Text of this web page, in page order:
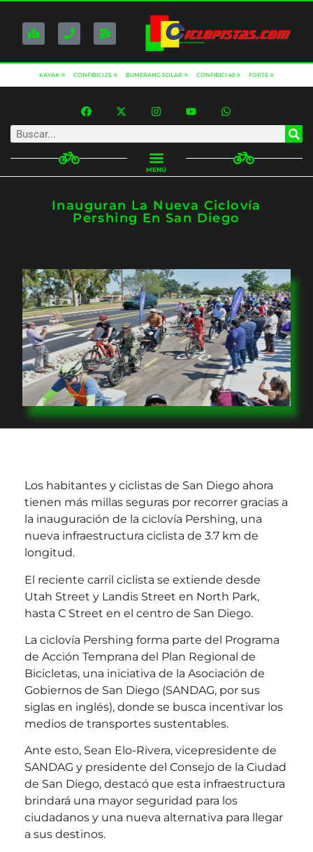
KAYAK ® CONFIBICI 25 ® BUMERANG SOLAR ® CONFIBICI 40 ® FORTE ®
MENÚ
Inauguran La Nueva Ciclovía
Pershing En San Diego
Los habitantes y ciclistas de San Diego ahora
tienen más millas seguras por recorrer gracias a
la inauguración de la ciclovía Pershing, una
nueva infraestructura ciclista de 3.7 km de
longitud.
El reciente carril ciclista se extiende desde
Utah Street y Landis Street en North Park,
hasta C Street en el centro de San Diego.
La ciclovía Pershing forma parte del Programa
de Acción Temprana del Plan Regional de
Bicicletas, una iniciativa de la Asociación de
Gobiernos de San Diego (SANDAG, por sus
siglas en inglés), donde se busca incentivar los
medios de transportes sustentables.
Ante esto, Sean Elo-Rivera, vicepresidente de
SANDAG y presidente del Consejo de la Ciudad
de San Diego, destacó que esta infraestructura
brindará una mayor seguridad para los
ciudadanos y una nueva alternativa para llegar
a sus destinos.